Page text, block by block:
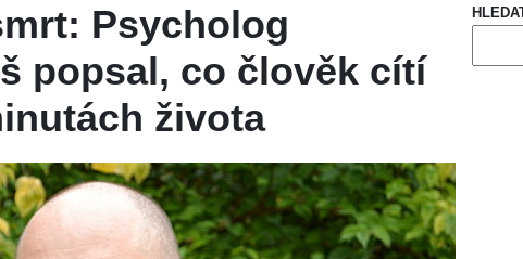
Psycholog
popsal, co člověk cítí
života